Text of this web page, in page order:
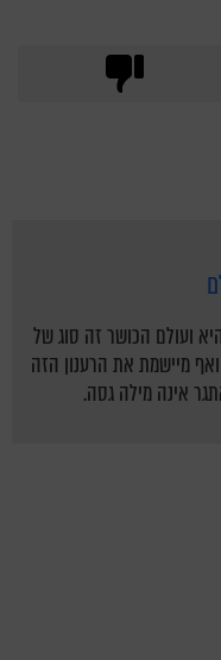
ועולם הכושר זה סוג של
מיישמת את הרענון הזה
אינה מילה גסה.